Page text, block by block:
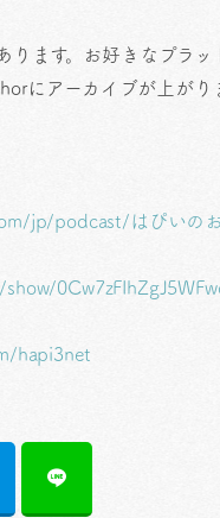
ます。お好きなプラッ
にアーカイブが上がり
jp/podcast/はぴいの
hapi3net